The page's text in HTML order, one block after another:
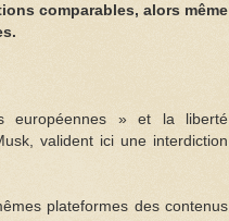
comparables, alors même
européennes » et la liberté
valident ici une interdiction
plateformes des contenus